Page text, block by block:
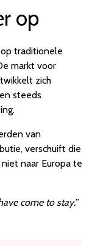
op
traditionele
markt voor
zich
steeds
van
verschuift die
naar Europa te
come to stay.”